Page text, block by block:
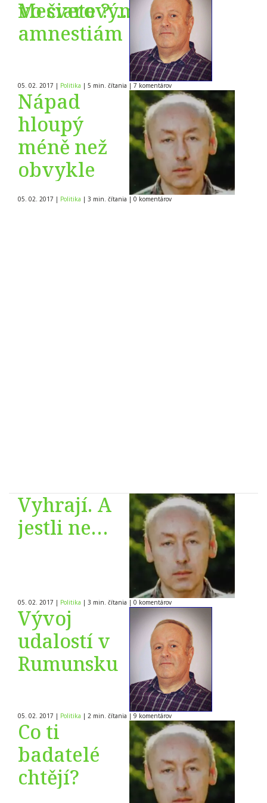
štátu.
vo svete ?
Časť XIV.
Mečiarovým
amnestiám
05. 02. 2017 | Politika | 5 min. čítania | 7 komentárov
Nápad
hloupý
méně než
obvykle
05. 02. 2017 | Politika | 3 min. čítania | 0 komentárov
Vyhrají. A
jestli ne…
05. 02. 2017 | Politika | 3 min. čítania | 0 komentárov
Vývoj
udalostí v
Rumunsku
05. 02. 2017 | Politika | 2 min. čítania | 9 komentárov
Co ti
badatelé
chtějí?